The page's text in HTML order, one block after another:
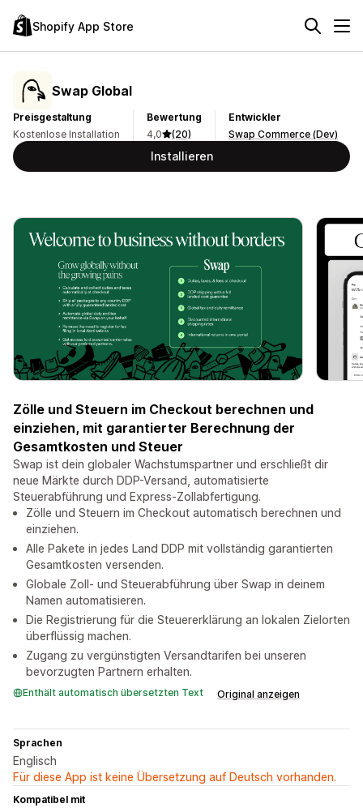
Shopify App Store
Swap Global
Preisgestaltung
Kostenlose Installation
Bewertung
4,0
(20)
Entwickler
Swap Commerce (Dev)
Installieren
Zölle und Steuern im Checkout berechnen und
einziehen, mit garantierter Berechnung der
Gesamtkosten und Steuer
Swap ist dein globaler Wachstumspartner und erschließt dir
neue Märkte durch DDP-Versand, automatisierte
Steuerabführung und Express-Zollabfertigung.
Zölle und Steuern im Checkout automatisch berechnen und
einziehen.
Alle Pakete in jedes Land DDP mit vollständig garantierten
Gesamtkosten versenden.
Globale Zoll- und Steuerabführung über Swap in deinem
Namen automatisieren.
Die Registrierung für die Steuererklärung an lokalen Zielorten
überflüssig machen.
Zugang zu vergünstigten Versandtarifen bei unseren
bevorzugten Partnern erhalten.
Enthält automatisch übersetzten Text Original anzeigen
Sprachen
Englisch
Für diese App ist keine Übersetzung auf Deutsch vorhanden.
Kompatibel mit